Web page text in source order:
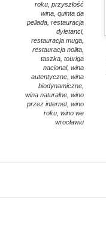
roku przyszłość
wina quinta da
pellada restauracja
dyletanci,
restauracja muga
restauracja nolita
taszka touriga
nacional, wina
autentyczne wina
biodynamiczne
wina naturalne wino
przez internet, wino
roku wino we
wrocławiu